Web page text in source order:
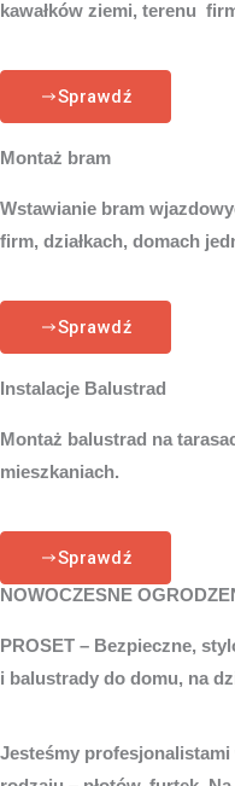
kawałków ziemi, terenu
Sprawdź
Montaż bram
Wstawianie bram
firm, działkach, domach
Sprawdź
Instalacje Balustrad
Montaż balustrad na
mieszkaniach.
Sprawdź
NOWOCZESNE
PROSET – Bezpieczne,
i balustrady do domu, na
Jesteśmy